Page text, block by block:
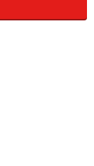
が反応し（ガ